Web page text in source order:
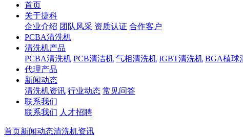
首页
关于捷科
企业介绍 团队风采 资质认证 合作客户
PCBA清洗机
清洗机产品
PCBA清洗机 PCB清洁机 气相清洗机 IGBT清洗机 BGA植球
代理产品
新闻动态
清洗机资讯 行业动态 常见问答
联系我们
联系我们 人才招聘
首页新闻动态清洗机资讯